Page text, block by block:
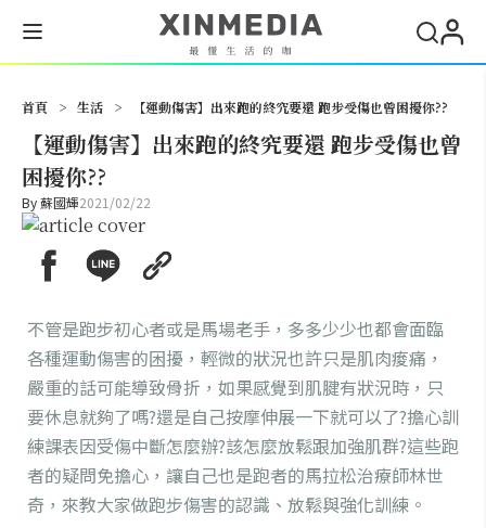
首頁 > 生活 > 【運動傷害】出來跑的終究要還 跑步受傷也曾困擾你??
【運動傷害】出來跑的終究要還 跑步受傷也曾
困擾你??
By蘇國輝2021/02/22
不管是跑步初心者或是馬場老手，多多少少也都會面臨
各種運動傷害的困擾，輕微的狀況也許只是肌肉痠痛，
嚴重的話可能導致骨折，如果感覺到肌腱有狀況時，只
要休息就夠了嗎?還是自己按摩伸展一下就可以了?擔心訓
練課表因受傷中斷怎麼辦?該怎麼放鬆跟加強肌群?這些跑
者的疑問免擔心，讓自己也是跑者的馬拉松治療師林世
奇，來教大家做跑步傷害的認識、放鬆與強化訓練。